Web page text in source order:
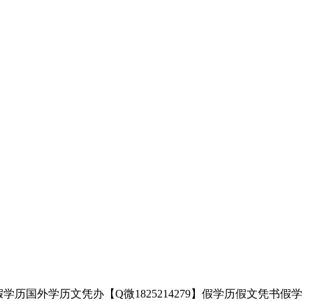
历国外学历文凭办【Q微1825214279】假学历假文凭书假学